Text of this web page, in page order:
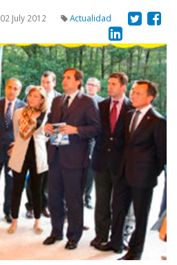
02 July 2012 Actualidad